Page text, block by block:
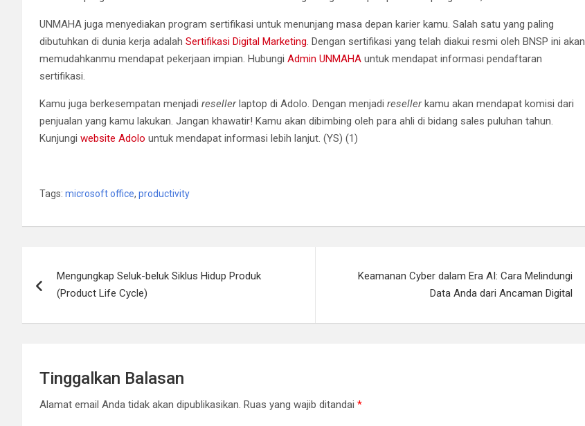
UNMAHA juga menyediakan program sertifikasi untuk menunjang masa depan karier kamu. Salah satu yang paling
dibutuhkan di dunia kerja adalah Sertifikasi Digital Marketing. Dengan sertifikasi yang telah diakui resmi oleh BNSP ini akan
memudahkanmu mendapat pekerjaan impian. Hubungi Admin UNMAHA untuk mendapat informasi pendaftaran
sertifikasi.
Kamu juga berkesempatan menjadi resellerlaptop di Adolo. Dengan menjadi resellerkamu akan mendapat komisi dari
penjualan yang kamu lakukan. Jangan khawatir! Kamu akan dibimbing oleh para ahli di bidang sales puluhan tahun.
Kunjungi website Adolo untuk mendapat informasi lebih lanjut. (YS) (1)
Tags: microsoft office, productivity
posMengungkap Seluk-beluk Siklus Hidup Produk
(Product Life Cycle)
Keamanan Cyber dalam Era AI: Cara Melindungi
Data Anda dari Ancaman Digital
Tinggalkan Balasan
Alamat email Anda tidak akan dipublikasikan. Ruas yang wajib ditandai *